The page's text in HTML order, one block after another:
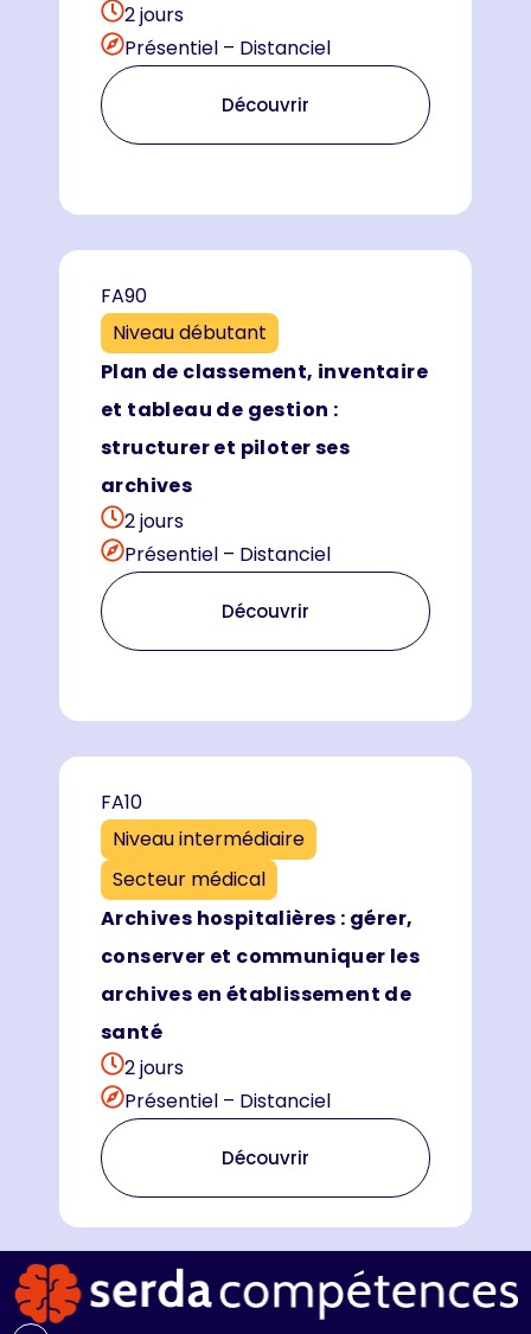
2 jours
Présentiel – Distanciel
Découvrir
FA90
Niveau débutant
Plan de classement, inventaire
et tableau de gestion :
structurer et piloter ses
archives
2 jours
Présentiel – Distanciel
Découvrir
FA10
Niveau intermédiaire
Secteur médical
Archives hospitalières : gérer,
conserver et communiquer les
archives en établissement de
santé
2 jours
Présentiel – Distanciel
Découvrir